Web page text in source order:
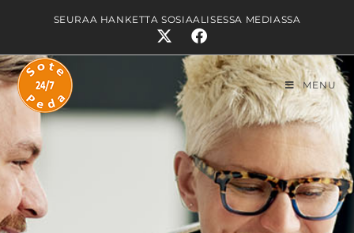
SEURAA HANKETTA SOSIAALISESSA MEDIASSA
MENU